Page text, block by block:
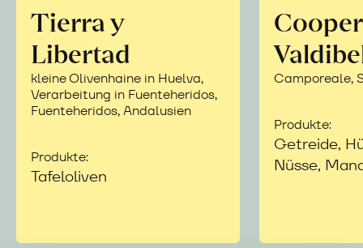
Tierra y
Libertad
kleine Olivenhaine in Huelva,
Verarbeitung in Fuenteheridos,
Fuenteheridos, Andalusien
Produkte:
Tafeloliven
Camporeale,
Produkte:
Getreide,
Nüsse,